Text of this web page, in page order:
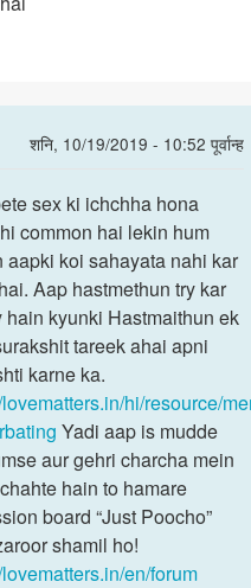
शनि, 10/19/2019 - 10:52 पूर्वान्ह
Sex
hai
sex ki ichchha hona
common hai lekin hum
aapki koi sahayata nahi kar
Aap hastmethun try kar
hain kyunki Hastmaithun ek
tareek ahai apni
karne ka.
hi/resource/
Yadi aap is mudde
aur gehri charcha mein
hain to hamare
board “Just Poocho”
shamil ho!
en/forum